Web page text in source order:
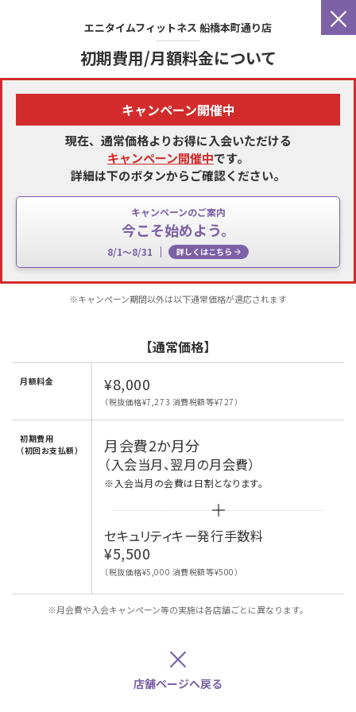
×
エニタイムフィットネス 船橋本町通り店
初期費用/月額料金について
キャンペーン開催中
現在、通常価格よりお得に入会いただける
キャンペーン開催中です。
詳細は下のボタンからご確認ください。
キャンペーンのご案内
今こそ始めよう。
8/1～8/31 詳しくはこちら
※キャンペーン期間以外は以下通常価格が適応されます
【通常価格】
月額料金 ¥8,000
（税抜価格¥7,273 消費税額等¥727）
初期費用
（初回お支払額）
月会費2か月分
（入会当月、翌月の月会費）
※入会当月の会費は日割となります。
セキュリティキー発行手数料
¥5,500
（税抜価格¥5,000 消費税額等¥500）
※月会費や入会キャンペーン等の実施は各店舗ごとに異なります。
×
店舗ページへ戻る